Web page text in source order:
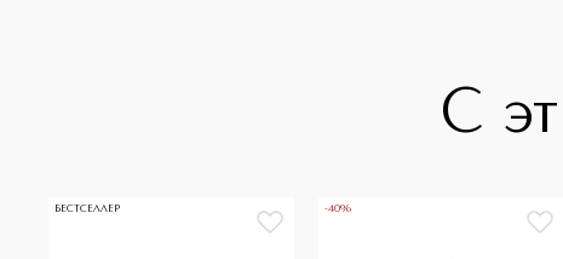
С
БЕСТСЕЛЛЕР -40%